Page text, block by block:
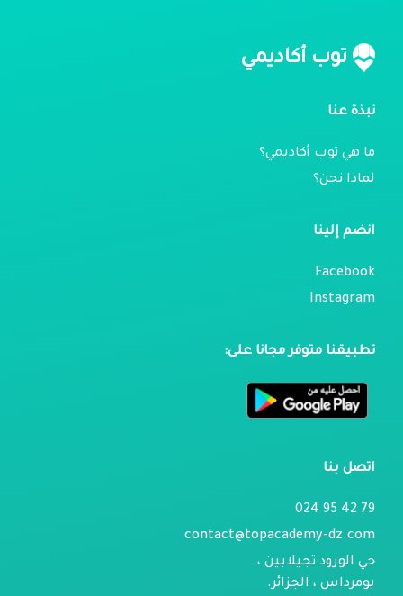
توب أكاديمي
نبذة عنا
ما هي توب أكاديمي؟
لماذا نحن؟
انضم إلينا
Facebook
Instagram
تطبيقنا متوفر مجانا على:
اتصل بنا
79 42 95 024
contact@topacademy-dz.com
حي الورود تجيلابين ،
بومرداس ، الجزائر.